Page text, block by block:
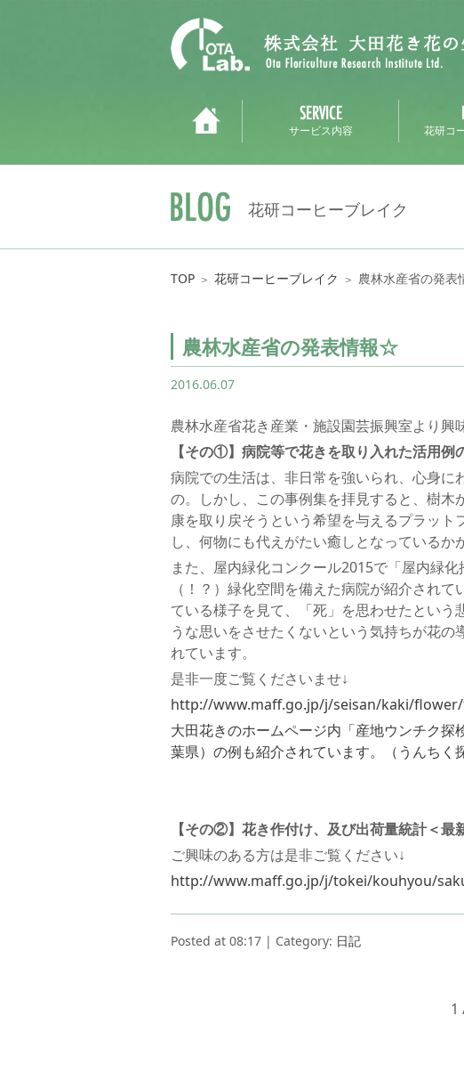
サービス内容 花研コ
花研コーヒーブレイク
TOP ＞ 花研コーヒーブレイク ＞ 農林水産省の発
農林水産省の発表情報☆
2016.06.07
農林水産省花き産業・施設園芸振興室より興
【その①】病院等で花きを取り入れた活用例
病院での生活は、非日常を強いられ、心身
の。しかし、この事例集を拝見すると、樹
康を取り戻そうという希望を与えるプラッ
し、何物にも代えがたい癒しとなっているか
また、屋内緑化コンクール2015で「屋内緑
（！？）緑化空間を備えた病院が紹介され
ている様子を見て、「死」を思わせたとい
うな思いをさせたくないという気持ちが花
れています。
是非一度ご覧くださいませ↓
http://www.maff.go.jp/j/seisan/kaki/
大田花きのホームページ内「産地ウンチク
葉県）の例も紹介されています。（うんちく
【その②】花き作付け、及び出荷量統計＜最
ご興味のある方は是非ご覧ください↓
http://www.maff.go.jp/j/tokei/kouhyou/
Posted at 08:17 | Category: 日記
1